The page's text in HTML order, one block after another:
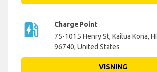
ev_station
ChargePoint
75-1015 Henry St, Kailua Kona, HI
96740, United States
VISNING